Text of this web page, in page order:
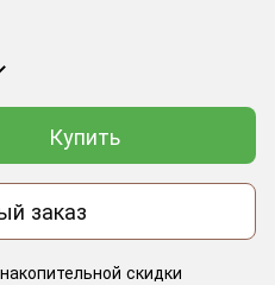
Купить
заказ
скидки